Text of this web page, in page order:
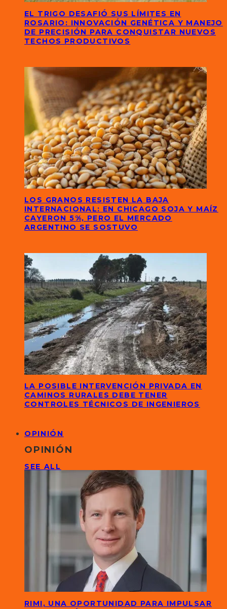
EL TRIGO DESAFIÓ SUS LÍMITES EN
ROSARIO: INNOVACIÓN GENÉTICA Y MANEJO
DE PRECISIÓN PARA CONQUISTAR NUEVOS
TECHOS PRODUCTIVOS
LOS GRANOS RESISTEN LA BAJA
INTERNACIONAL: EN CHICAGO SOJA Y MAÍZ
CAYERON 5%, PERO EL MERCADO
ARGENTINO SE SOSTUVO
LA POSIBLE INTERVENCIÓN PRIVADA EN
CAMINOS RURALES DEBE TENER
CONTROLES TÉCNICOS DE INGENIEROS
OPINIÓN
OPINIÓN
SEE ALL
RIMI, UNA OPORTUNIDAD PARA IMPULSAR